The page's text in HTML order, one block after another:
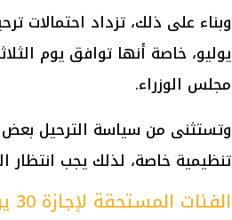
يوليو، خاصة أنها توافق يوم
مجلس الوزراء.
وتستثنى من سياسة الترحيل بعض
تنظيمية خاصة، لذلك يجب انتظار
الفئات المستحقة لإجازة 30 يونيو 2026